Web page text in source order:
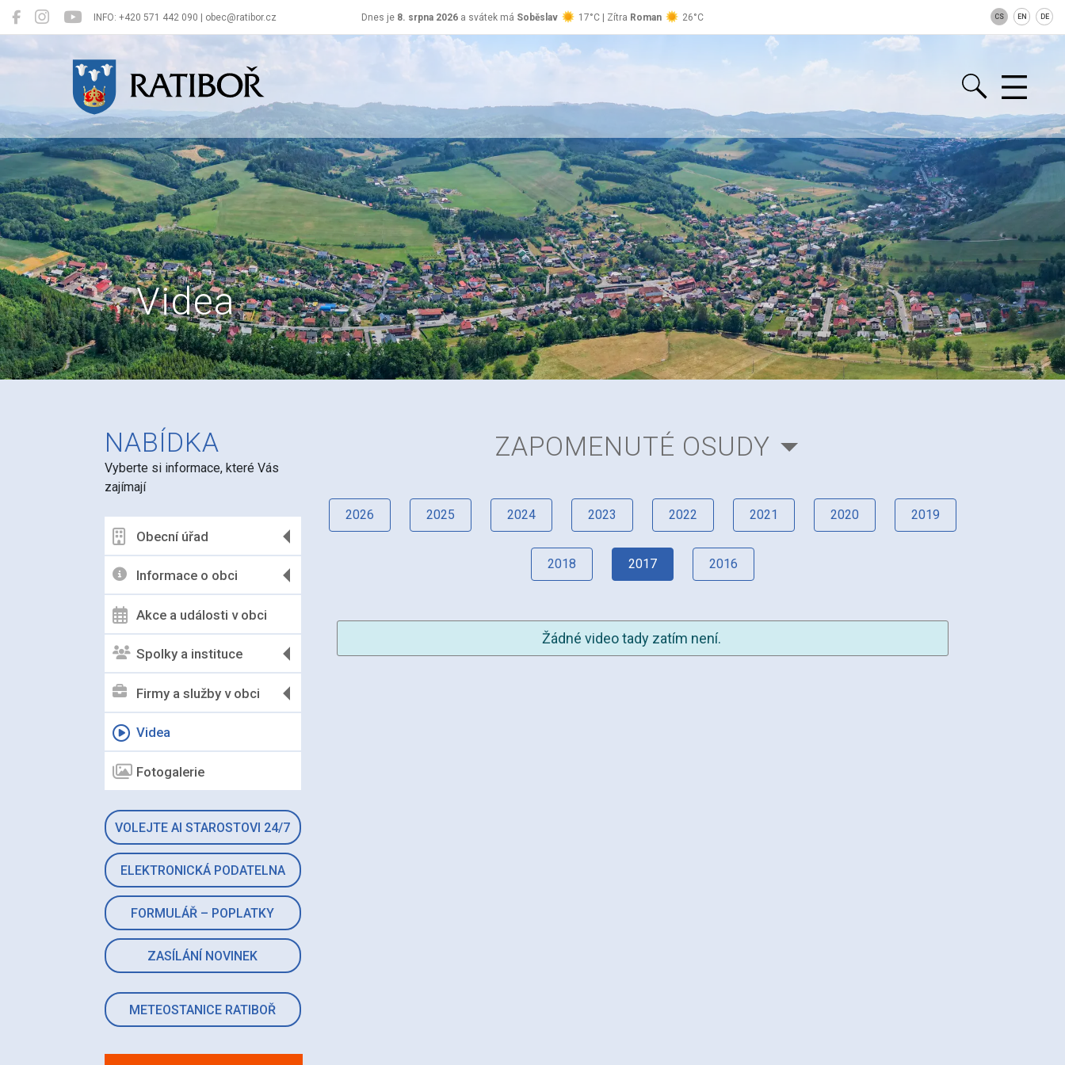
INFO: +420 571 442 090 | obec@ratibor.cz Dnes je 8. srpna 2026 a svátek má Soběslav 17°C | Zítra Roman 26°C CS EN DE
Ratiboř
Videa
NABÍDKA
Vyberte si informace, které Vás
zajímají
Obecní úřad
Informace o obci
Akce a události v obci
Spolky a instituce
Firmy a služby v obci
Videa
Fotogalerie
VOLEJTE AI STAROSTOVI 24/7
ELEKTRONICKÁ PODATELNA
FORMULÁŘ – POPLATKY
ZASÍLÁNÍ NOVINEK
METEOSTANICE RATIBOŘ
ZAPOMENUTÉ OSUDY
2026 2025 2024 2023 2022 2021 2020 2019
2018 2017 2016
Žádné video tady zatím není.